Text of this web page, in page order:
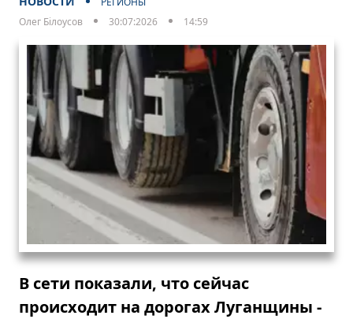
Олег Білоусов
30:07:2026 14:59
В сети показали, что сейчас
происходит на дорогах Луганщины -